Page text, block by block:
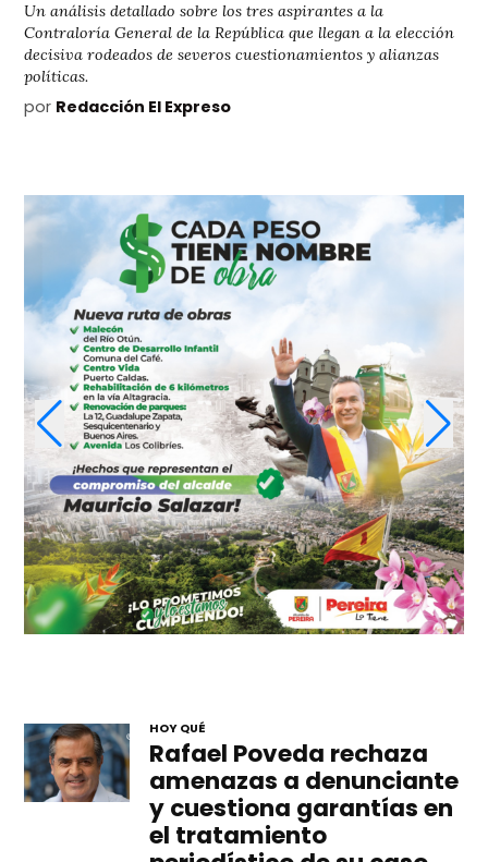
Un análisis detallado sobre los tres aspirantes a la
Contraloría General de la República que llegan a la elección
decisiva rodeados de severos cuestionamientos y alianzas
políticas.
por Redacción El Expreso
HOY QUÉ
Rafael Poveda rechaza
amenazas a denunciante
y cuestiona garantías en
el tratamiento